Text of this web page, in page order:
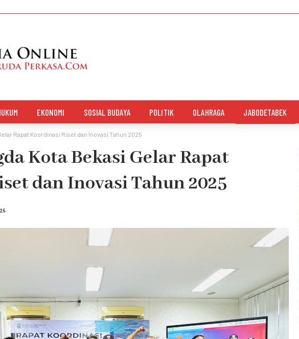
EKONOMI SOSIAL BUDAYA POLITIK OLAHRAGA JABODETABEK
Rapat Koordinasi Riset dan Inovasi Tahun 2025
Kota Bekasi Gelar Rapat
dan Inovasi Tahun 2025